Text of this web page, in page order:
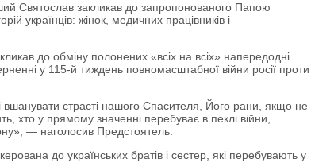
Святослав закликав до запропонованого Папою
українців: жінок, медичних працівників і
до обміну полонених «всіх на всіх» напередодні
у 115-й тиждень повномасштабної війни росії проти
страсті нашого Спасителя, Його рани, якщо не
хто у прямому значенні перебуває в пеклі війни,
— наголосив Предстоятель.
до українських братів і сестер, які перебувають у